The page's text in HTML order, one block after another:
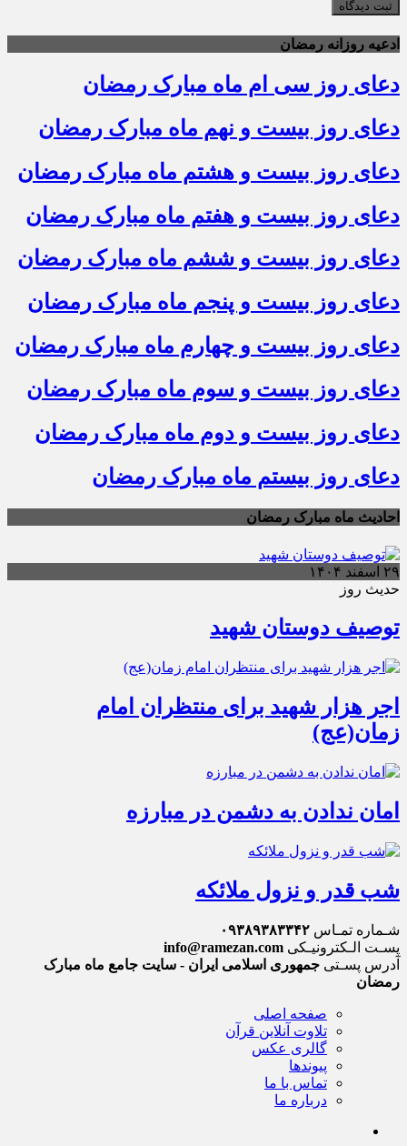
ثبت دیدگاه
ادعیه روزانه رمضان
دعای روز سی ام ماه مبارک رمضان
دعای روز بیست و نهم ماه مبارک رمضان
دعای روز بیست و هشتم ماه مبارک رمضان
دعای روز بیست و هفتم ماه مبارک رمضان
دعای روز بیست و ششم ماه مبارک رمضان
دعای روز بیست و پنجم ماه مبارک رمضان
دعای روز بیست و چهارم ماه مبارک رمضان
دعای روز بیست و سوم ماه مبارک رمضان
دعای روز بیست و دوم ماه مبارک رمضان
دعای روز بیستم ماه مبارک رمضان
احادیث ماه مبارک رمضان
۲۹ اسفند ۱۴۰۴
حدیث روز
توصیف دوستان شهید
اجر هزار شهید برای منتظران امام
زمان(عج)
امان ندادن به دشمن در مبارزه
شب قدر و نزول ملائکه
شـماره تمـاس ۰۹۳۸۹۳۸۳۳۴۲
پسـت الـکترونیـکی info@ramezan.com
آدرس پسـتی جمهوری اسلامی ایران - سایت جامع ماه مبارک
رمضان
صفحه اصلی
تلاوت آنلاین قرآن
گالری عکس
پیوندها
تماس با ما
درباره ما